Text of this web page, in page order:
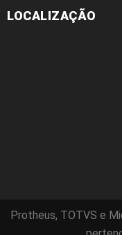
LOCALIZAÇÃO
Protheus, TOTVS e